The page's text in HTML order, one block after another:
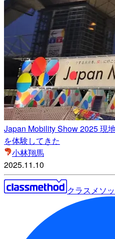
Japan Mobility Show 2025 現
を体験してきた
小林翔馬
2025.11.10
クラスメソ